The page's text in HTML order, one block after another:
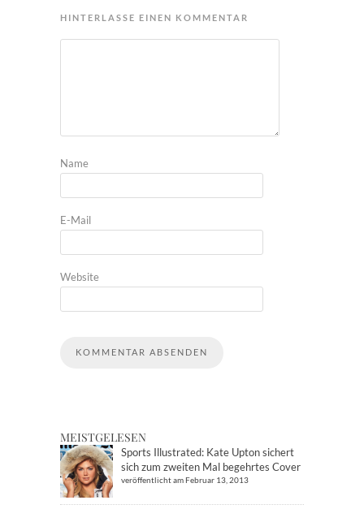
HINTERLASSE EINEN KOMMENTAR
Name
E-Mail
Website
MEISTGELESEN
Sports Illustrated: Kate Upton sichert
sich zum zweiten Mal begehrtes Cover
veröffentlicht am Februar 13, 2013